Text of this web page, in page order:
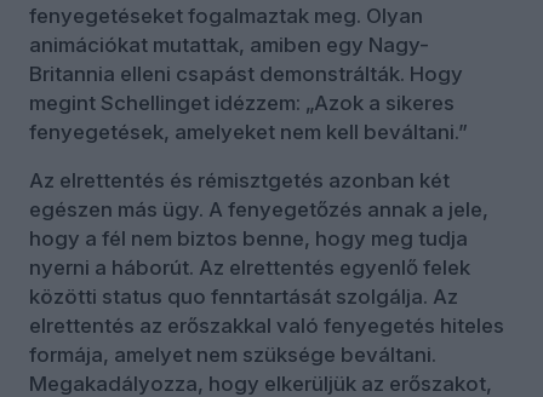
fenyegetéseket fogalmaztak meg. Olyan
animációkat mutattak, amiben egy Nagy-
Britannia elleni csapást demonstrálták. Hogy
megint Schellinget idézzem: „Azok a sikeres
fenyegetések, amelyeket nem kell beváltani.”
Az elrettentés és rémisztgetés azonban két
egészen más ügy. A fenyegetőzés annak a jele,
hogy a fél nem biztos benne, hogy meg tudja
nyerni a háborút. Az elrettentés egyenlő felek
közötti status quo fenntartását szolgálja. Az
elrettentés az erőszakkal való fenyegetés hiteles
formája, amelyet nem szüksége beváltani.
Megakadályozza, hogy elkerüljük az erőszakot,